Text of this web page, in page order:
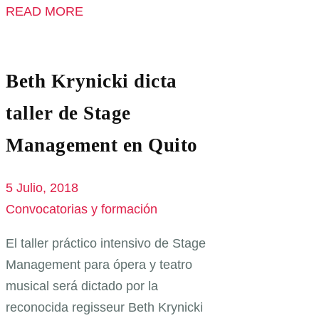
READ MORE
Beth Krynicki dicta
taller de Stage
Management en Quito
5 Julio, 2018
Convocatorias y formación
El taller práctico intensivo de Stage
Management para ópera y teatro
musical será dictado por la
reconocida regisseur Beth Krynicki